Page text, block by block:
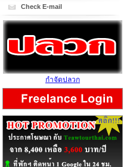
Check E-mail
กำจัดปลวก